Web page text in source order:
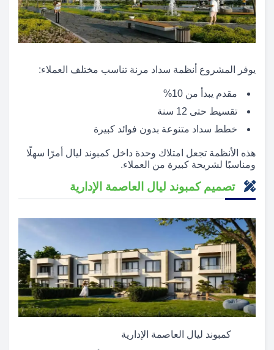
يوفر المشروع أنظمة سداد مرنة تناسب مختلف العملاء:
مقدم يبدأ من 10%
تقسيط حتى 12 سنة
خطط سداد متنوعة بدون فوائد كبيرة
هذه الأنظمة تجعل امتلاك وحدة داخل كمبوند ليال أمرًا سهلًا
ومناسبًا لشريحة كبيرة من العملاء.
تصميم كمبوند ليال العاصمة الإدارية
كمبوند ليال العاصمة الإدارية